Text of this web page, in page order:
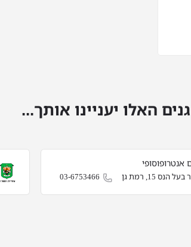
האלו יעניינו אותך...
אנטרופוסופי
הנס 15, רמת גן 03-6753466